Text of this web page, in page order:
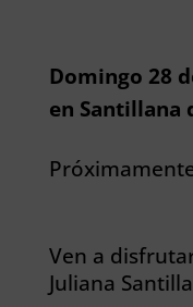
Domingo 28
en Santillana
Ven a
Juliana